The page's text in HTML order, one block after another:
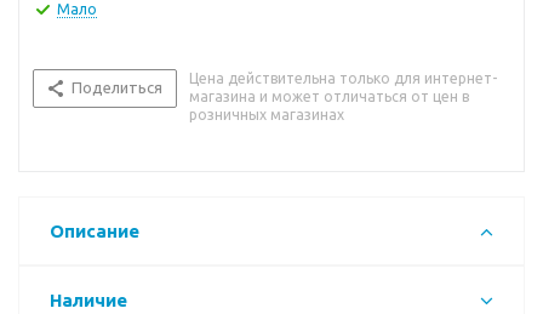
Мало
Поделиться
Цена действительна только для интернет-
магазина и может отличаться от цен в
розничных магазинах
Описание
Наличие